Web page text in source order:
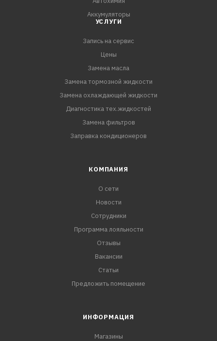
Аккумуляторы
УСЛУГИ
Запись на сервис
Цены
Замена масла
Замена тормозной жидкости
Замена охлаждающей жидкости
Диагностика тех.жидкостей
Замена фильтров
Заправка кондиционеров
КОМПАНИЯ
О сети
Новости
Сотрудники
Программа лояльности
Отзывы
Вакансии
Статьи
Предложить помещение
ИНФОРМАЦИЯ
Магазины